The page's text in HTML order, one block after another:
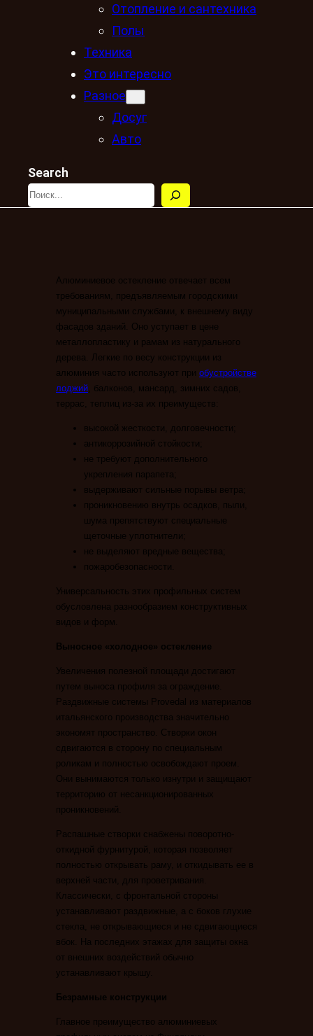
Отопление и сантехника
Полы
Техника
Это интересно
Разное
Досуг
Авто
Search
Алюминиевое остекление отвечает всем
требованиям, предъявляемым городскими
муниципальными службами, к внешнему виду
фасадов зданий. Оно уступает в цене
металлопластику и рамам из натурального
дерева. Легкие по весу конструкции из
алюминия часто используют при обустройстве
лоджий , балконов, мансард, зимних садов,
террас, теплиц из-за их преимуществ:
высокой жесткости, долговечности;
антикоррозийной стойкости;
не требуют дополнительного
укрепления парапета;
выдерживают сильные порывы ветра;
проникновению внутрь осадков, пыли,
шума препятствуют специальные
щеточные уплотнители;
не выделяют вредные вещества;
пожаробезопасности.
Универсальность этих профильных систем
обусловлена разнообразием конструктивных
видов и форм.
Выносное «холодное» остекление
Увеличения полезной площади достигают
путем выноса профиля за ограждение.
Раздвижные системы Provedal из материалов
итальянского производства значительно
экономят пространство. Створки окон
сдвигаются в сторону по специальным
роликам и полностью освобождают проем.
Они вынимаются только изнутри и защищают
территорию от несанкционированных
проникновений.
Распашные створки снабжены поворотно-
откидной фурнитурой, которая позволяет
полностью открывать раму, и откидывать ее в
верхней части, для проветривания.
Классически, с фронтальной стороны
устанавливают раздвижные, а с боков глухие
стекла, не открывающиеся и не сдвигающиеся
вбок. На последних этажах для защиты окна
от внешних воздействий обычно
устанавливают крышу.
Безрамные конструкции
Главное преимущество алюминиевых